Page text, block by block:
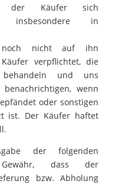
der Käufer sich
insbesondere in
noch nicht auf ihn
verpflichtet, die
und uns
wenn
oder sonstigen
ist. Der Käufer haftet
der folgenden
dass der
bzw. Abholung